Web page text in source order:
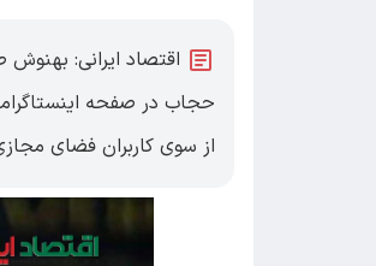
اقتصاد ایرانی:
حجاب در صفحه
از سوی کاربران فضای